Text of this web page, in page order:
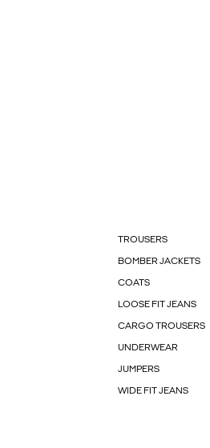
TROUSERS
BOMBER JACKETS
COATS
LOOSE FIT JEANS
CARGO TROUSERS
UNDERWEAR
JUMPERS
WIDE FIT JEANS